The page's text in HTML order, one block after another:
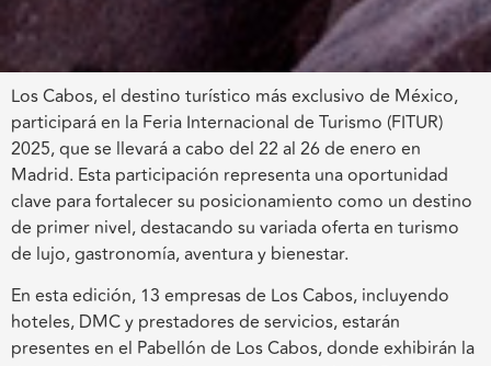
Los Cabos, el destino turístico más exclusivo de México,
participará en la Feria Internacional de Turismo (FITUR)
2025, que se llevará a cabo del 22 al 26 de enero en
Madrid. Esta participación representa una oportunidad
clave para fortalecer su posicionamiento como un destino
de primer nivel, destacando su variada oferta en turismo
de lujo, gastronomía, aventura y bienestar.
En esta edición, 13 empresas de Los Cabos, incluyendo
hoteles, DMC y prestadores de servicios, estarán
presentes en el Pabellón de Los Cabos, donde exhibirán la